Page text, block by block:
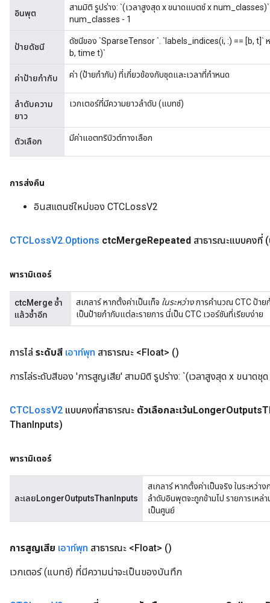
อินพุต
สามมิติ รูปร่าง: `(เวลาสูงสุด x ขนาดแบตช์ x
num_classes - 1
ป้ายดัชนี
ดัชนีของ `SparseTensor`. `labels_indices(i, :) == [b, t]`
b, time t)`
ค่าป้ายกำกับ ค่า (ป้ายกำกับ) ที่เกี่ยวข้องกับชุดและเวลาที่กำหนด
ลำดับความ
ยาว
เวกเตอร์ที่มีความยาวลำดับ (แบทช์)
ตัวเลือก มีค่าแอตทริบิวต์ทางเลือก
การส่งคืน
อินสแตนซ์ใหม่ของ CTCLossV2
CTCLossV2.Options ctcMergeRepeated สาธารณะแบบคงที่
พารามิเตอร์
ctcMerge ซ้ำ
แล้วซ้ำอีก
สเกลาร์ หากตั้งค่าเป็นเท็จ ในระหว่างการคำนวณ CTC ป้าย
เป็นป้ายกำกับแต่ละรายการ นี่เป็น CTC เวอร์ชันที่เรียบง่าย
การไล่ ระดับสี เอาท์พุท สาธารณะ <Float> ()
การไล่ระดับสีของ 'การสูญเสีย' สามมิติ รูปร่าง: `(เวลาสูงสุด x ขนาดชุ
CTCLossV2 แบบคงที่สาธารณะ ตัวเลือกละเว้นLongerOutputs
ThanInputs)
พารามิเตอร์
ละเลยLongerOutputsThanInputs
สเกลาร์ หากตั้งค่าเป็นจริง ในระหว่า
ลำดับอินพุตจะถูกข้ามไป รายการเหล่
เป็นศูนย์
การสูญเสีย เอาท์พุท สาธารณะ <Float> ()
เวกเตอร์ (แบทช์) ที่มีความน่าจะเป็นของบันทึก